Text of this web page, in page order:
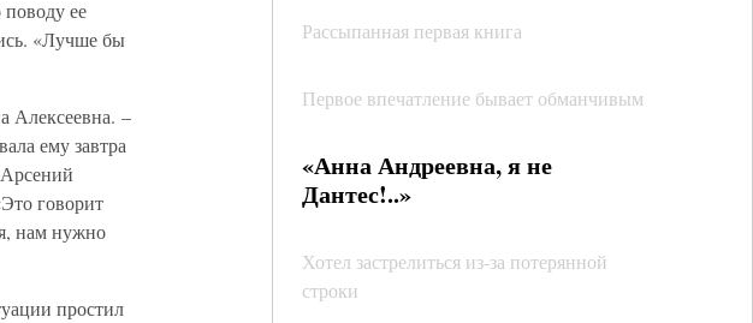
Рассыпанная первая книга
Первое впечатление бывает обманчивым
«Анна Андреевна, я не
Дантес!..»
Хотел застрелиться из-за потерянной
строки
ее
«Лучше бы
Алексеевна. –
ему завтра
говорит
нам нужно
простил